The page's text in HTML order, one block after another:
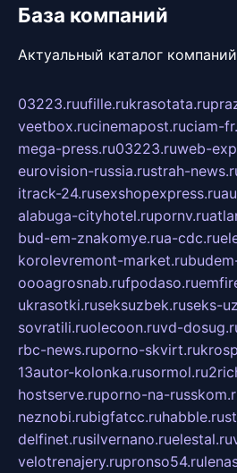
База компаний
Актуальный каталог
03223.ruufille.rukrasotata.ru
veetbox.rucinemapost.ruciam-
mega-press.ru03223.ruweb-
eurovision-russia.rustrah-
itrack-24.rusexshopexpress.ru
alabuga-cityhotel.rupornv.ru
bud-em-znakomye.rua-cdc.ru
korolevremont-market.ru
oooagrosnab.rufpodaso.ru
ukrasotki.ruseksuzbek.ruseks-
sovratili.ruolecoon.ruvd-
rbc-news.ruporno-skvirt.ru
13autor-kolonka.rusormol.ru
hostserve.ruporno-na-
neznobi.rubigfatcc.ruhabble.ru
delfinet.rusilvernano.ruelestal.ru
velotrenajery.rupronso54.ru